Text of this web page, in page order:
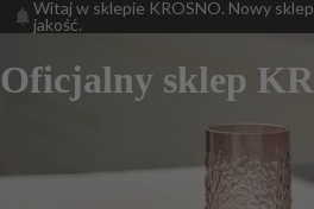
Witaj w sklepie KROSNO. Nowy
jakość.
Oficjalny sklep